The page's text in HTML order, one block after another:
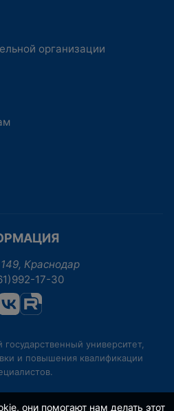
организации
Краснодар
17-30
университет,
и повышения квалификации
они помогают нам делать этот